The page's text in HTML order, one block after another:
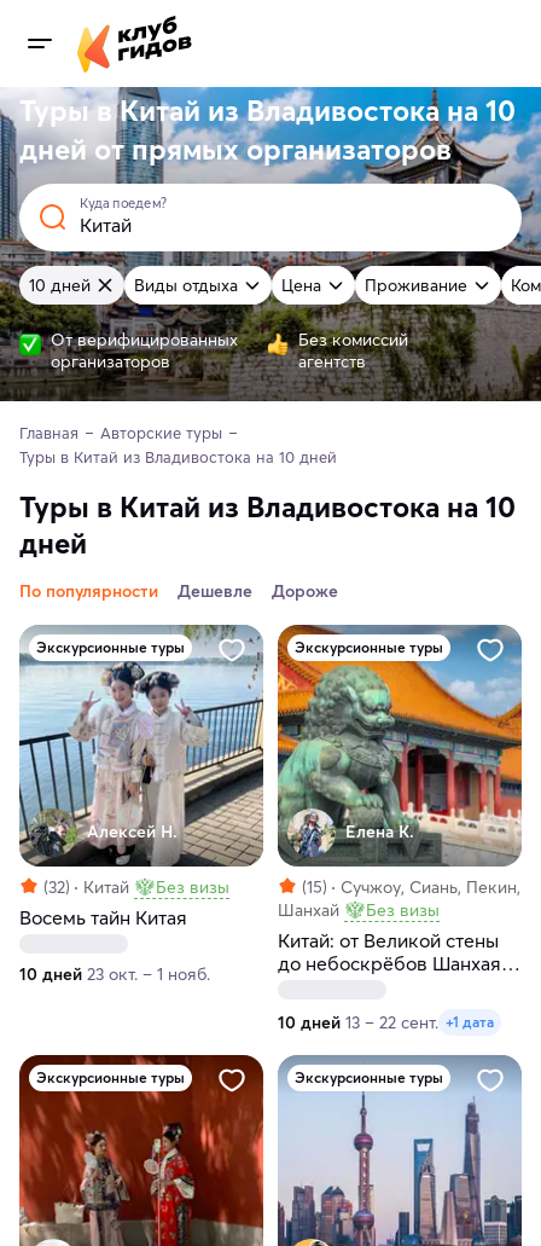
Туры в Китай из Владивостока на 10
дней отпрямыхорганизаторов
Куда поедем?
10 дней Виды отдыха Цена Проживание
От верифицированных
организаторов
Без комиссий
агентств
Главная
Авторские туры
Туры в Китай из Владивостока на 10 дней
Туры в Китай из Владивостока на 10
дней
По популярности Дешевле Дороже
Экскурсионные туры
Алексей Н.
(32) Китай Без визы
Восемь тайн Китая
10 дней 23 окт. – 1 нояб.
Экскурсионные туры
Елена К.
(15)
Сучжоу, Сиань, Пекин,
Шанхай
Без визы
Китай: от Великой стены
до небоскрёбов Шанхая и
10 дней 13 – 22 сент. +1 дата
Экскурсионные туры Экскурсионные туры